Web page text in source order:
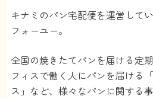
キナミのパン宅配便を運営して
フォーユー。
全国の焼きたてパンを届ける定
フィスで働く人にパンを届ける
ス」など、様々なパンに関する